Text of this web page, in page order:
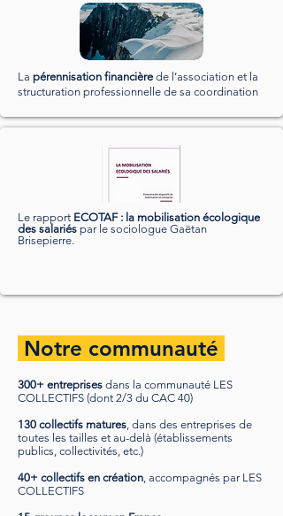
La pérennisation financière de l’association et la
structuration professionnelle de sa coordination
Le rapport ECOTAF : la mobilisation écologique
des salariés par le sociologue Gaëtan
Brisepierre.
Notre communauté
300+ entreprises dans la communauté LES
COLLECTIFS (dont 2/3 du CAC 40)
130 collectifs matures, dans des entreprises de
toutes les tailles et au-delà (établissements
publics, collectivités, etc.)
40+ collectifs en création, accompagnés par LES
COLLECTIFS